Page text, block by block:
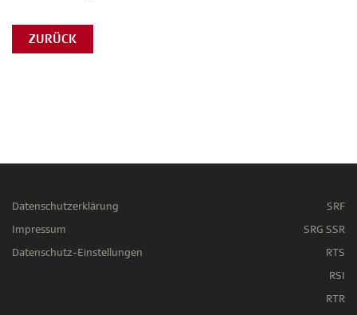
ZURÜCK
Datenschutzerklärung
Impressum
Datenschutz-Einstellungen
SRF
SRG SSR
RTS
RSI
RTR